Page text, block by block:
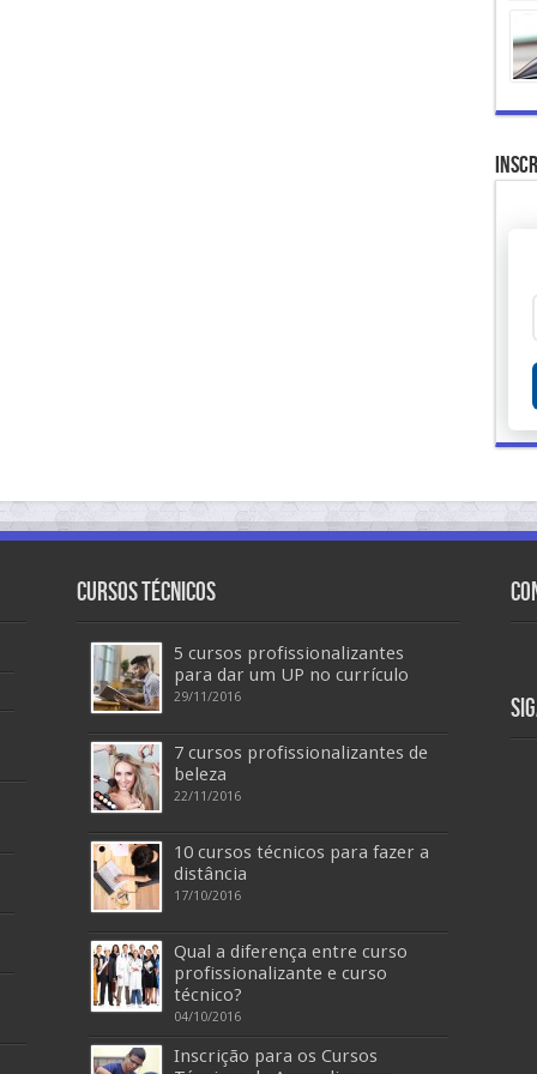
Cursos Técnicos
5 cursos profissionalizantes
para dar um UP no currículo
29/11/2016
7 cursos profissionalizantes de
beleza
22/11/2016
10 cursos técnicos para fazer a
distância
17/10/2016
Qual a diferença entre curso
profissionalizante e curso
técnico?
04/10/2016
Inscrição para os Cursos